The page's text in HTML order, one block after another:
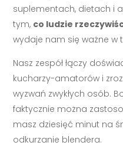
suplementach, dietach i
tym, co ludzie
wydaje nam się ważne w
Nasz zespół łączy
kucharzy-amatorów i
wyzwań zwykłych osób.
faktycznie można
masz dziesięć minut na
odkurzanie blendera.